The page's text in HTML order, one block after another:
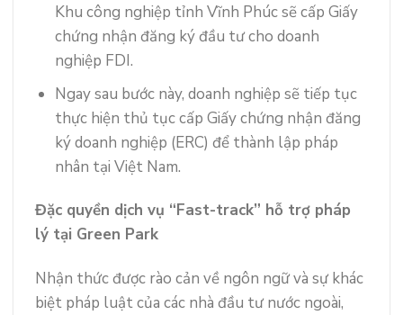
Khu công nghiệp tỉnh Vĩnh Phúc sẽ cấp Giấy
chứng nhận đăng ký đầu tư cho doanh
nghiệp FDI.
Ngay sau bước này, doanh nghiệp sẽ tiếp tục
thực hiện thủ tục cấp Giấy chứng nhận đăng
ký doanh nghiệp (ERC) để thành lập pháp
nhân tại Việt Nam.
Đặc quyền dịch vụ “Fast-track” hỗ trợ pháp
lý tại Green Park
Nhận thức được rào cản về ngôn ngữ và sự khác
biệt pháp luật của các nhà đầu tư nước ngoài,